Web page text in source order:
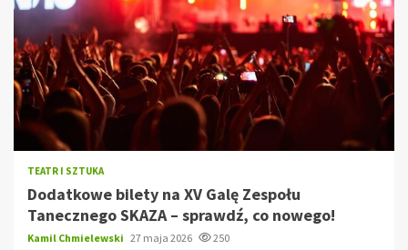
TEATR I SZTUKA
Dodatkowe bilety na XV Galę Zespołu
Tanecznego SKAZA – sprawdź, co nowego!
Kamil Chmielewski 27 maja 2026 250